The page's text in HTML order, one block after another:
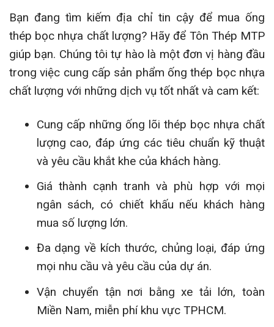
Bạn đang tìm kiếm địa chỉ tin cậy để mua ống
thép bọc nhựa chất lượng? Hãy để Tôn Thép MTP
giúp bạn. Chúng tôi tự hào là một đơn vị hàng đầu
trong việc cung cấp sản phẩm ống thép bọc nhựa
chất lượng với những dịch vụ tốt nhất và cam kết:
Cung cấp những ống lõi thép bọc nhựa chất
lượng cao, đáp ứng các tiêu chuẩn kỹ thuật
và yêu cầu khắt khe của khách hàng.
Giá thành cạnh tranh và phù hợp với mọi
ngân sách, có chiết khấu nếu khách hàng
mua số lượng lớn.
Đa dạng về kích thước, chủng loại, đáp ứng
mọi nhu cầu và yêu cầu của dự án.
Vận chuyển tận nơi bằng xe tải lớn, toàn
Miền Nam, miễn phí khu vực TPHCM.